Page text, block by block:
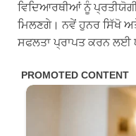
ਵਿਦਿਆਰਥੀਆਂ ਨੂੰ
ਮਿਲਣਗੇ। ਨਵੇਂ ਹੁਨਰ ਸਿੱਖੋ
ਸਫਲਤਾ ਪ੍ਰਾਪਤ ਕਰਨ ਲਈ